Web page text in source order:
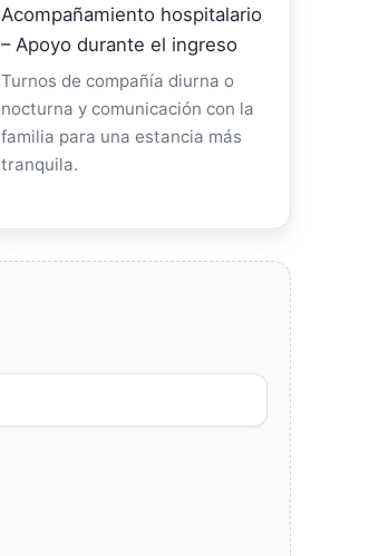
Acompañamiento hospitalario
– Apoyo durante el ingreso
Turnos de compañía diurna o
nocturna y comunicación con la
familia para una estancia más
tranquila.